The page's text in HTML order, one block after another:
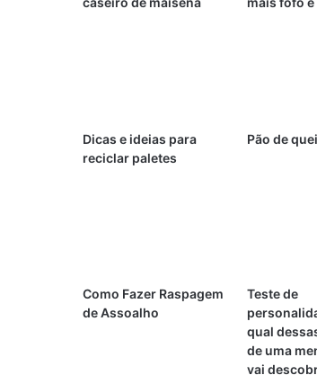
Dicas e ideias para
reciclar paletes
Pão de
Como Fazer Raspagem
de Assoalho
Teste de
qual
de uma
vai